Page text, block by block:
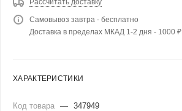
Самовывоз завтра - бесплатно
Доставка в пределах МКАД 1-2 дня - 1000 ₽
ХАРАКТЕРИСТИКИ
Код товара — 347949